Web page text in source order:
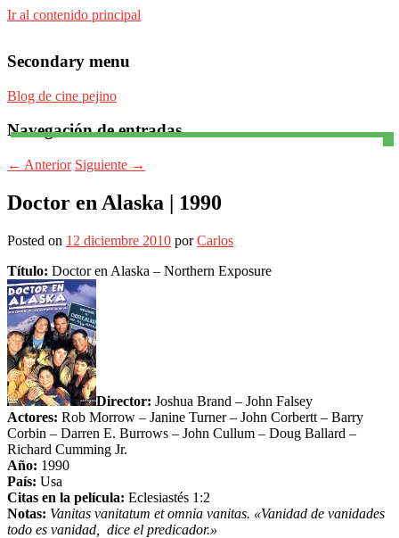
Ir al contenido principal
Secondary menu
Blog de cine pejino
Blog de cine pejino
Para todos los públicos
Navegación de entradas
← Anterior Siguiente →
Doctor en Alaska | 1990
Posted on 12 diciembre 2010 porCarlos
Título: Doctor en Alaska – Northern Exposure
Director: Joshua Brand – John Falsey
Actores: Rob Morrow – Janine Turner – John Corbertt – Barry
Corbin – Darren E. Burrows – John Cullum – Doug Ballard –
Richard Cumming Jr.
Año: 1990
País: Usa
Citas en la película: Eclesiastés 1:2
Notas: Vanitas vanitatum et omnia vanitas. «Vanidad de vanidades
todo es vanidad, dice el predicador.»